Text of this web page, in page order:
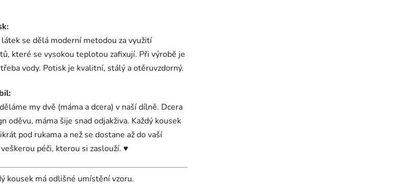
se dělá moderní metodou za využití
které se vysokou teplotou zafixují. Při výrobě je
vody. Potisk je kvalitní, stálý a otěruvzdorný.
my dvě (máma a dcera) v naší dílně. Dcera
oděvu, máma šije snad odjakživa. Každý kousek
pod rukama a než se dostane až do vaší
péči, kterou si zaslouží. ♥
kousek má odlišné umístění vzoru.